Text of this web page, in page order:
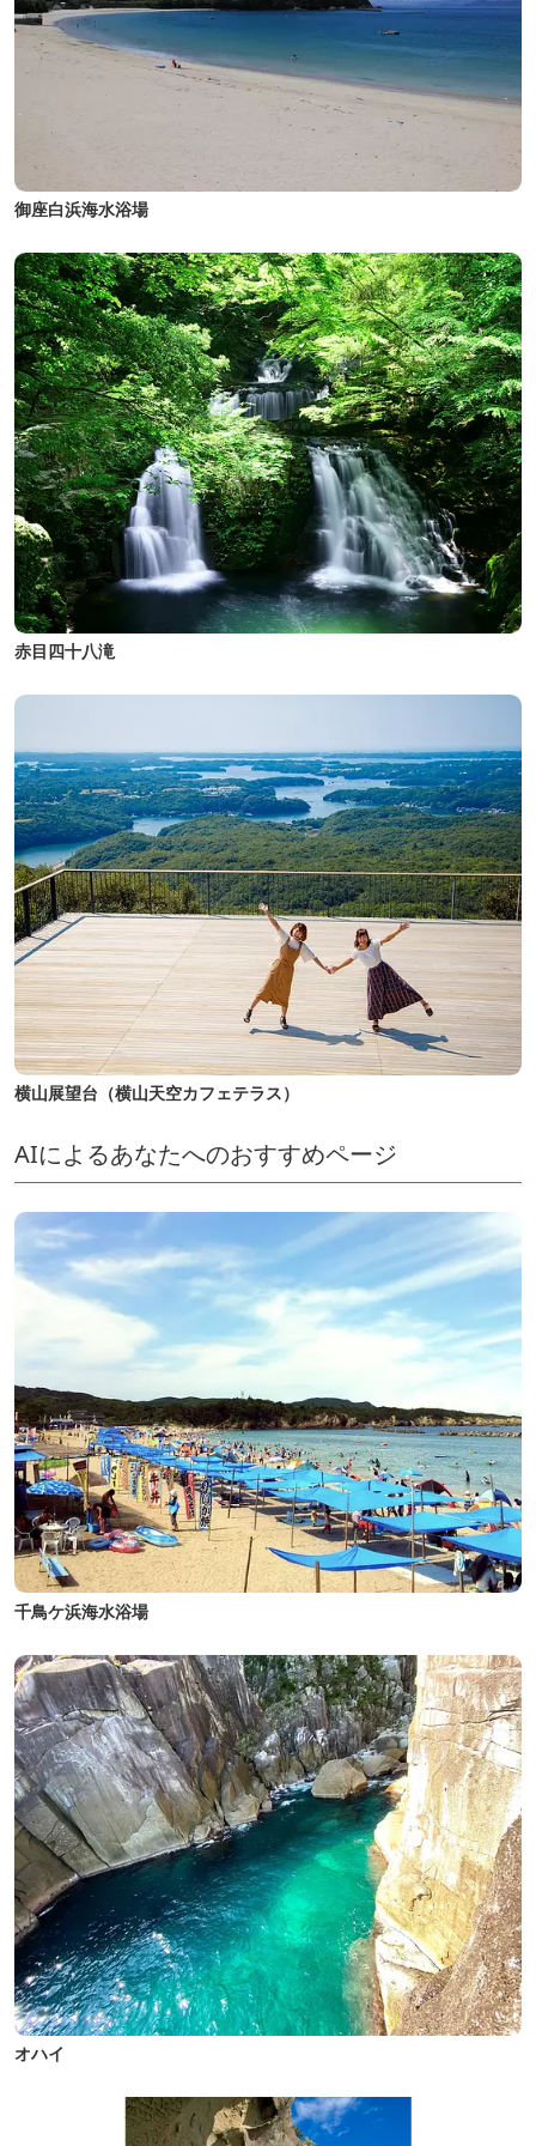
御座白浜海水浴場
赤目四十八滝
横山展望台（横山天空カフェテラス）
AIによるあなたへのおすすめページ
千鳥ケ浜海水浴場
オハイ